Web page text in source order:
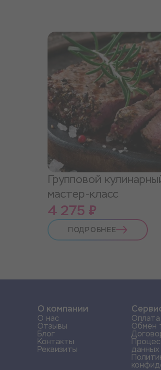
Групповой
мастер-класс
4 275 ₽
ПОДРОБНЕЕ
О компании
О нас
Отзывы
Блог
Контакты
Реквизиты
Обмен
данных